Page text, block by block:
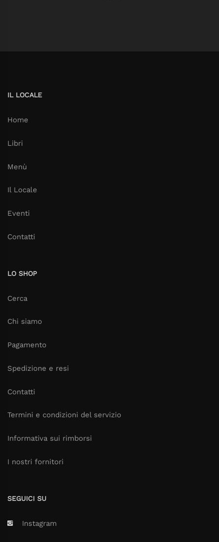
IL LOCALE
Home
Libri
Menù
Il Locale
Eventi
Contatti
LO SHOP
Cerca
Chi siamo
Pagamento
Spedizione e resi
Contatti
Termini e condizioni del servizio
Informativa sui rimborsi
I nostri fornitori
SEGUICI SU
Instagram